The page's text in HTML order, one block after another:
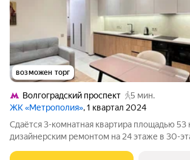
возможен торг
Волгоградский проспект
5 мин.
ЖК «Метрополия», 1 квартал 2024
Сдаётся 3-комнатная квартира площадью 53
дизайнерским ремонтом на 24 этаже в 30-